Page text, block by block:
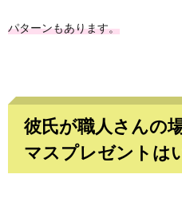
パターンもあります。
彼氏が職人さんの
マスプレゼントは